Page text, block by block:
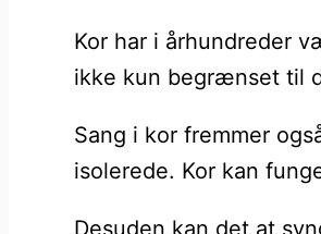
Kor har i århundreder
ikke kun begrænset til
Sang i kor fremmer
isolerede. Kor kan